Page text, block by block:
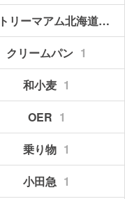
1
カントリーマアム北海道メロンパフェ
クリームパン 1
和小麦 1
OER 1
乗り物 1
小田急 1